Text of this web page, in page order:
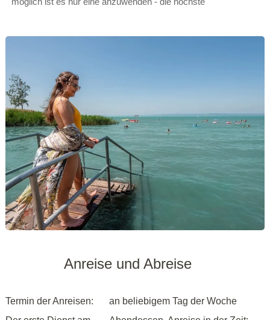
Anreise und Abreise
Termin der Anreisen:
an beliebigem Tag der Woche